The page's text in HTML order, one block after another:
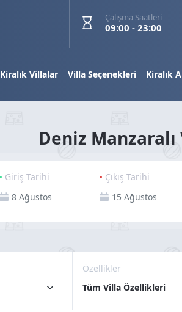
Çalışma Saatleri
09:00 - 23:00
Kiralık Villalar Villa Seçenekleri Kiralık
Deniz
Giriş Tarihi Çıkış Tarihi
Özellikler
Tüm Villa Özellikleri